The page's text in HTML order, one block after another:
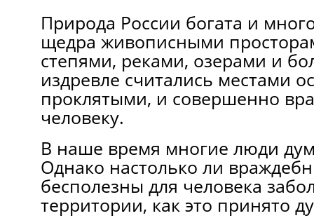
Природа России богата и
щедра живописными
степями, реками, озерами и
издревле считались местами
проклятыми, и совершенно
человеку.
В наше время многие люди
Однако настолько ли
бесполезны для человека
территории, как это принято